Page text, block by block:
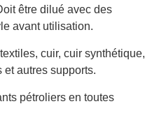
être dilué avec des
avant utilisation.
cuir, cuir synthétique,
et autres supports.
pétroliers en toutes